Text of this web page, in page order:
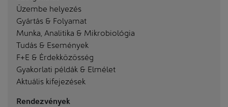
Üzembe helyezés
Gyártás & Folyamat
Munka, Analitika & Mikrobiológia
Tudás & Események
F+E & Érdekközösség
Gyakorlati példák & Elmélet
Aktuális kifejezések
Rendezvények